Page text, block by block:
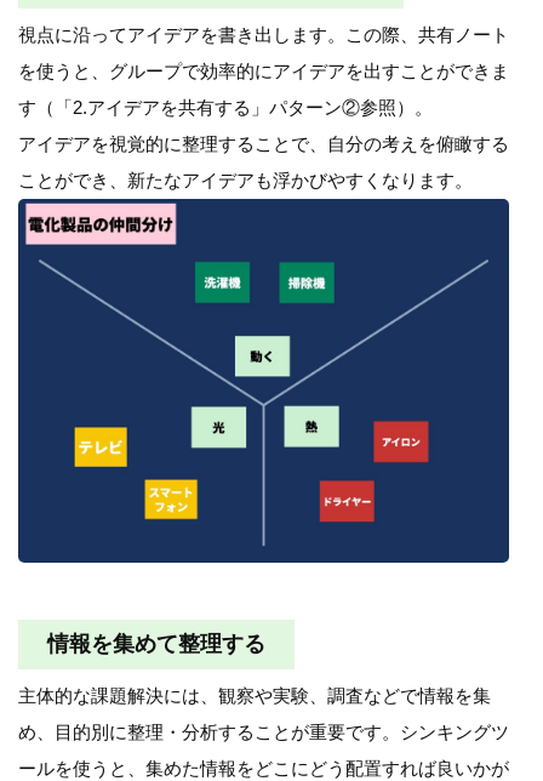
視点に沿ってアイデアを書き出します。この際、共有ノート
を使うと、グループで効率的にアイデアを出すことができま
す（「2.アイデアを共有する」パターン②参照）。
アイデアを視覚的に整理することで、自分の考えを俯瞰する
ことができ、新たなアイデアも浮かびやすくなります。
情報を集めて整理する
主体的な課題解決には、観察や実験、調査などで情報を集
め、目的別に整理・分析することが重要です。シンキングツ
ールを使うと、集めた情報をどこにどう配置すれば良いかが